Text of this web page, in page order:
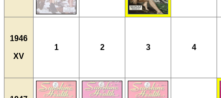
1946
XV
1 2 3 4